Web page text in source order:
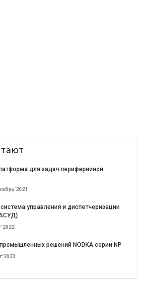
для задач периферийной
управления и диспетчеризации
решений NODKA серии NP